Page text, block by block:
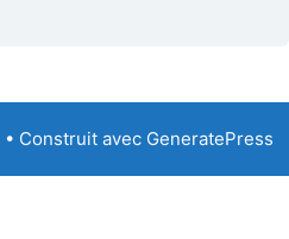
• Construit avec GeneratePress